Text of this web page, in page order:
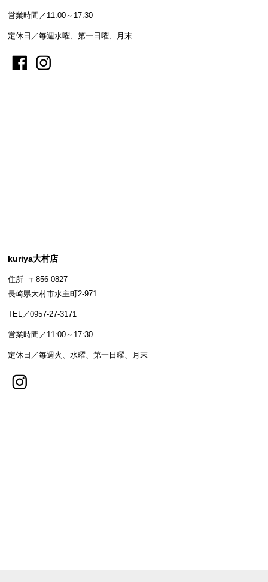
営業時間／11:00～17:30
定休日／毎週水曜、第一日曜、月末
kuriya大村店
住所 〒856-0827
長崎県大村市水主町2-971
TEL／0957-27-3171
営業時間／11:00～17:30
定休日／毎週火、水曜、第一日曜、月末